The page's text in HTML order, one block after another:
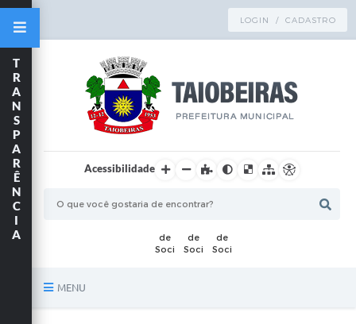
LOGIN / CADASTRO
Acessibilidade
MENU
T
R
A
N
S
P
A
R
Ê
N
C
I
A